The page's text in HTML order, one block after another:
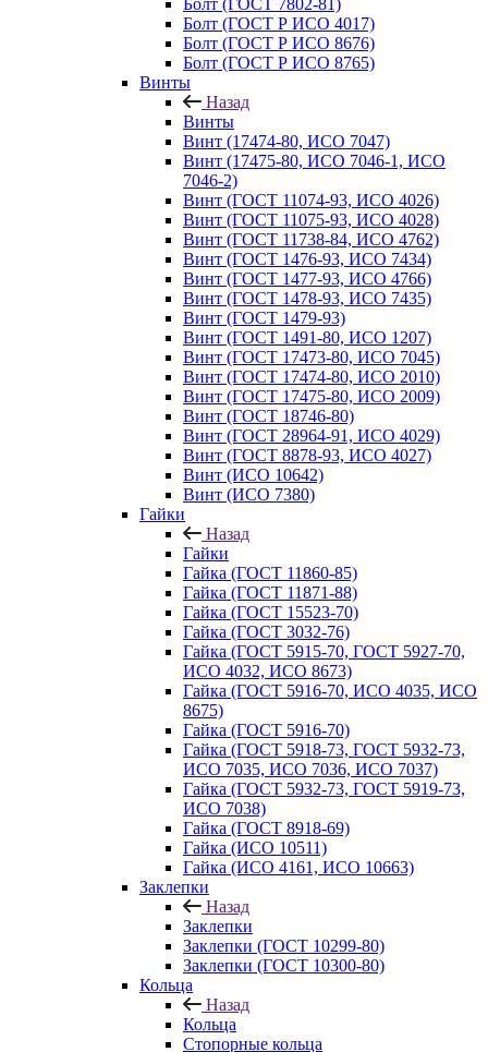
Болт (ГОСТ 7802-81)
Болт (ГОСТ Р ИСО 4017)
Болт (ГОСТ Р ИСО 8676)
Болт (ГОСТ Р ИСО 8765)
Винты
Назад
Винты
Винт (17474-80, ИСО 7047)
Винт (17475-80, ИСО 7046-1, ИСО
7046-2)
Винт (ГОСТ 11074-93, ИСО 4026)
Винт (ГОСТ 11075-93, ИСО 4028)
Винт (ГОСТ 11738-84, ИСО 4762)
Винт (ГОСТ 1476-93, ИСО 7434)
Винт (ГОСТ 1477-93, ИСО 4766)
Винт (ГОСТ 1478-93, ИСО 7435)
Винт (ГОСТ 1479-93)
Винт (ГОСТ 1491-80, ИСО 1207)
Винт (ГОСТ 17473-80, ИСО 7045)
Винт (ГОСТ 17474-80, ИСО 2010)
Винт (ГОСТ 17475-80, ИСО 2009)
Винт (ГОСТ 18746-80)
Винт (ГОСТ 28964-91, ИСО 4029)
Винт (ГОСТ 8878-93, ИСО 4027)
Винт (ИСО 10642)
Винт (ИСО 7380)
Гайки
Назад
Гайки
Гайка (ГОСТ 11860-85)
Гайка (ГОСТ 11871-88)
Гайка (ГОСТ 15523-70)
Гайка (ГОСТ 3032-76)
Гайка (ГОСТ 5915-70, ГОСТ 5927-70,
ИСО 4032, ИСО 8673)
Гайка (ГОСТ 5916-70, ИСО 4035, ИСО
8675)
Гайка (ГОСТ 5916-70)
Гайка (ГОСТ 5918-73, ГОСТ 5932-73,
ИСО 7035, ИСО 7036, ИСО 7037)
Гайка (ГОСТ 5932-73, ГОСТ 5919-73,
ИСО 7038)
Гайка (ГОСТ 8918-69)
Гайка (ИСО 10511)
Гайка (ИСО 4161, ИСО 10663)
Заклепки
Назад
Заклепки
Заклепки (ГОСТ 10299-80)
Заклепки (ГОСТ 10300-80)
Кольца
Назад
Кольца
Стопорные кольца